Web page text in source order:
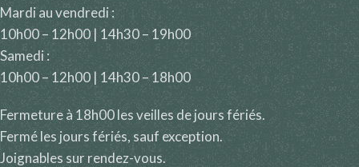
Mardi au vendredi :
10h00 – 12h00 | 14h30 – 19h00
Samedi :
10h00 – 12h00 | 14h30 – 18h00
Fermeture à 18h00 les veilles de jours fériés.
Fermé les jours fériés, sauf exception.
Joignables sur rendez-vous.